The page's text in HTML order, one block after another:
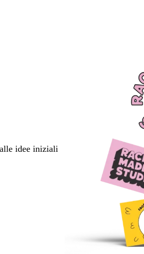
idee iniziali